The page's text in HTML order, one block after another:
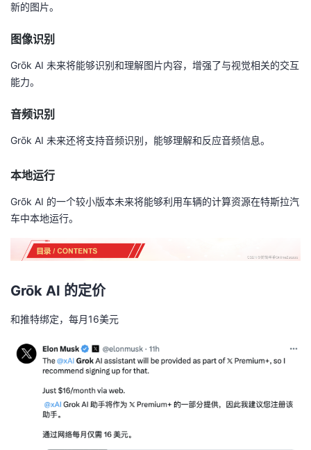
新的图片。
图像识别
Grōk AI 未来将能够识别和理解图片内容，增强了与视觉相关的交互
能力。
音频识别
Grōk AI 未来还将支持音频识别，能够理解和反应音频信息。
本地运行
Grõk AI 的一个较小版本未来将能够利用车辆的计算资源在特斯拉汽
车中本地运行。
Grōk AI 的定价
和推特绑定，每月16美元